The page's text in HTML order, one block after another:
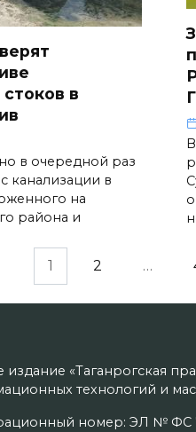
в
в очередной раз
канализации в
на
района и
1 2 …
издание «Таганрогская
технологий и
номер: ЭЛ № ФС